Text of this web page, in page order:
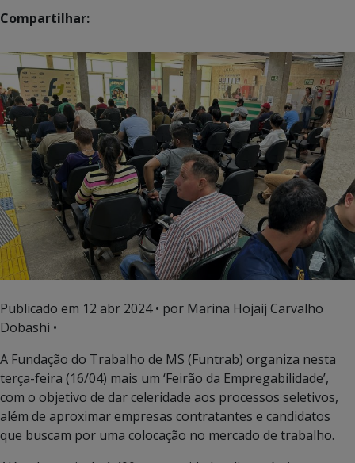
Compartilhar:
Publicado em 12 abr 2024• por Marina Hojaij Carvalho
Dobashi •
A Fundação do Trabalho de MS (Funtrab) organiza nesta
terça-feira (16/04) mais um ‘Feirão da Empregabilidade’,
com o objetivo de dar celeridade aos processos seletivos,
além de aproximar empresas contratantes e candidatos
que buscam por uma colocação no mercado de trabalho.